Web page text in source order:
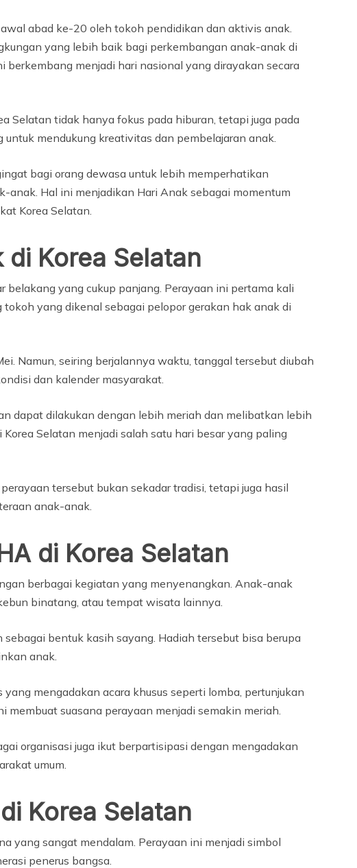
abad ke-20 oleh tokoh pendidikan dan aktivis anak.
yang lebih baik bagi perkembangan anak-anak di
berkembang menjadi hari nasional yang dirayakan secara
Selatan tidak hanya fokus pada hiburan, tetapi juga pada
mendukung kreativitas dan pembelajaran anak.
bagi orang dewasa untuk lebih memperhatikan
anak. Hal ini menjadikan Hari Anak sebagai momentum
Korea Selatan.
di Korea Selatan
belakang yang cukup panjang. Perayaan ini pertama kali
yang dikenal sebagai pelopor gerakan hak anak di
Namun, seiring berjalannya waktu, tanggal tersebut diubah
dan kalender masyarakat.
dapat dilakukan dengan lebih meriah dan melibatkan lebih
Selatan menjadi salah satu hari besar yang paling
tersebut bukan sekadar tradisi, tetapi juga hasil
anak-anak.
di Korea Selatan
berbagai kegiatan yang menyenangkan. Anak-anak
binatang, atau tempat wisata lainnya.
bentuk kasih sayang. Hadiah tersebut bisa berupa
anak.
mengadakan acara khusus seperti lomba, pertunjukan
suasana perayaan menjadi semakin meriah.
organisasi juga ikut berpartisipasi dengan mengadakan
umum.
Korea Selatan
yang sangat mendalam. Perayaan ini menjadi simbol
penerus bangsa.